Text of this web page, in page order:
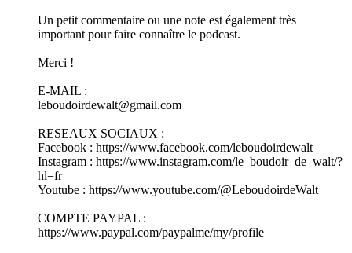
Un petit commentaire ou une note est également très
important pour faire connaître le podcast.
Merci !
E-MAIL :
leboudoirdewalt@gmail.com
RESEAUX SOCIAUX :
Facebook : ⁠https://www.facebook.com/leboudoirdewalt⁠
Instagram : ⁠https://www.instagram.com/le_boudoir_de_walt/?
hl=fr⁠
Youtube : https://www.youtube.com/@LeboudoirdeWalt
COMPTE PAYPAL :
https://www.paypal.com/paypalme/my/profile